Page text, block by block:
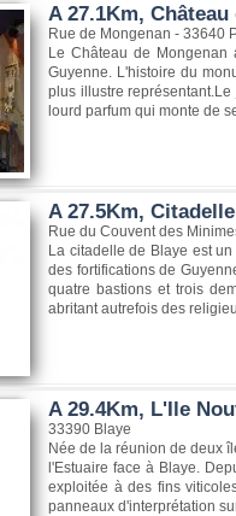
A 27.1Km,
Rue de Mongenan - 33640
Le Château de Mongenan
Guyenne. L'histoire du
plus illustre
lourd parfum qui monte de
A 27.5Km,
Rue du Couvent des
La citadelle de Blaye est
des fortifications de
quatre bastions et trois
abritant autrefois des
A 29.4Km, L'Ile
33390 Blaye
Née de la réunion de deux
l'Estuaire face à Blaye.
exploitée à des fins
panneaux d'interprétation